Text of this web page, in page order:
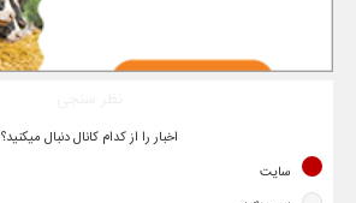
اخبار را از کدام کانال دنبال میکنید؟
سایت